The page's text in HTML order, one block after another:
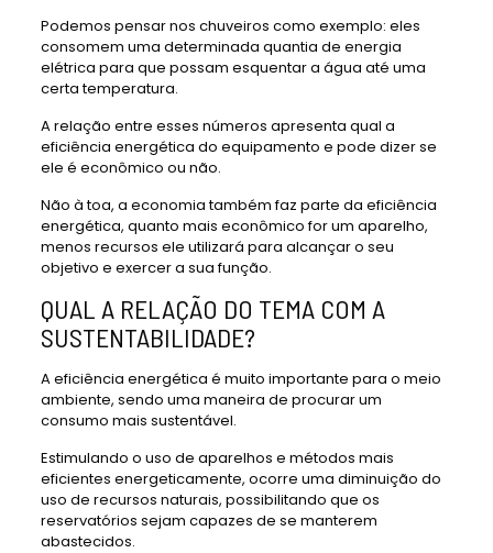
Podemos pensar nos chuveiros como exemplo: eles
consomem uma determinada quantia de energia
elétrica para que possam esquentar a água até uma
certa temperatura.
A relação entre esses números apresenta qual a
eficiência energética do equipamento e pode dizer se
ele é econômico ou não.
Não à toa, a economia também faz parte da eficiência
energética, quanto mais econômico for um aparelho,
menos recursos ele utilizará para alcançar o seu
objetivo e exercer a sua função.
QUAL A RELAÇÃO DO TEMA COM A
SUSTENTABILIDADE?
A eficiência energética é muito importante para o meio
ambiente, sendo uma maneira de procurar um
consumo mais sustentável.
Estimulando o uso de aparelhos e métodos mais
eficientes energeticamente, ocorre uma diminuição do
uso de recursos naturais, possibilitando que os
reservatórios sejam capazes de se manterem
abastecidos.